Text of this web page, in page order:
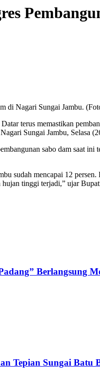
di Nagari Sungai Jambu.
terus memastikan
Sungai Jambu, Selasa
sabo dam saat
sudah mencapai 12
hujan tinggi terjadi,” ujar
Berlangsung
Tepian Sungai